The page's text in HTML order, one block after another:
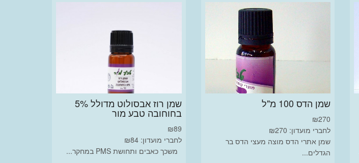
שמן הדס 100 מ"ל
₪270
לחברי מועדון: ₪270
שמן אתרי הדס מוצה מעצי הדס בר
הגדלים...
שמן רוז אבסולוט מדולל 5%
בחוחובה טבע מור
₪89
לחברי מועדון: ₪84
משכך כאבים ותחושת PMS במחקר...